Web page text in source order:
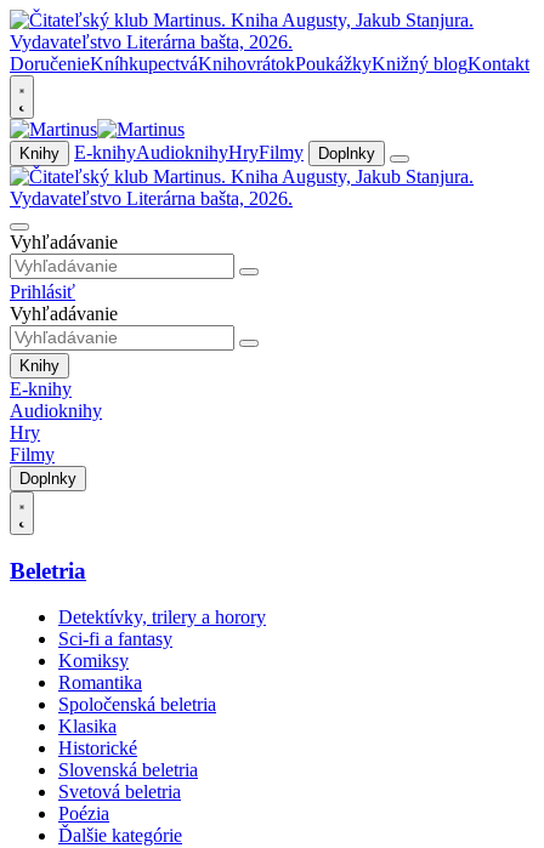
DoručenieKníhkupectváKnihovrátokPoukážkyKnižný blogKontakt
Knihy E-knihyAudioknihyHryFilmy Doplnky
Vyhľadávanie
Prihlásiť
Vyhľadávanie
Knihy
E-knihy
Audioknihy
Hry
Filmy
Doplnky
Beletria
Detektívky, trilery a horory
Sci-fi a fantasy
Komiksy
Romantika
Spoločenská beletria
Klasika
Historické
Slovenská beletria
Svetová beletria
Poézia
Ďalšie kategórie